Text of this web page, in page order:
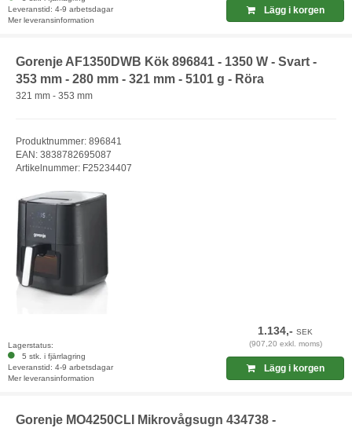
Leveranstid: 4-9 arbetsdagar
Mer leveransinformation
Lägg i korgen
Gorenje AF1350DWB Kök 896841 - 1350 W - Svart -
353 mm - 280 mm - 321 mm - 5101 g - Röra
321 mm - 353 mm
Produktnummer: 896841
EAN: 3838782695087
Artikelnummer: F25234407
Lagerstatus:
5 stk. i fjärrlagring
Leveranstid: 4-9 arbetsdagar
Mer leveransinformation
1.134,-SEK
(907,20 exkl. moms)
Lägg i korgen
Gorenje MO4250CLI Mikrovågsugn 434738 -